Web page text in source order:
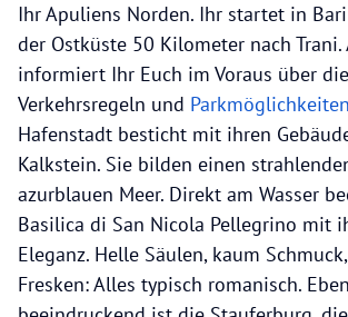
Ihr Apuliens Norden. Ihr startet in
der Ostküste 50 Kilometer nach Trani.
informiert Ihr Euch im Voraus über die
Verkehrsregeln und
Hafenstadt besticht mit ihren
Kalkstein. Sie bilden einen
azurblauen Meer. Direkt am Wasser
Basilica di San Nicola Pellegrino mit
Eleganz. Helle Säulen, kaum
Fresken: Alles typisch romanisch.